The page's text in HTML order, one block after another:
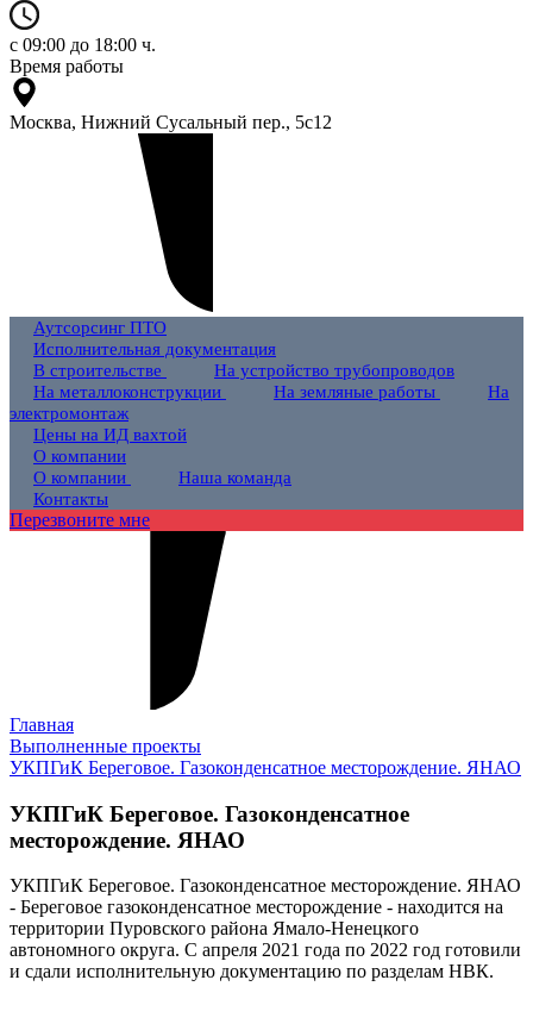
с 09:00 до 18:00 ч.
Время работы
Москва, Нижний Сусальный пер., 5c12
Аутсорсинг ПТО
Исполнительная документация
В строительстве
На устройство трубопроводов
На металлоконструкции
На земляные работы
На
электромонтаж
Цены на ИД вахтой
О компании
О компании
Наша команда
Контакты
Перезвоните мне
Главная
Выполненные проекты
УКПГиК Береговое. Газоконденсатное месторождение. ЯНАО
УКПГиК Береговое. Газоконденсатное
месторождение. ЯНАО
УКПГиК Береговое. Газоконденсатное месторождение. ЯНАО
- Береговое газоконденсатное месторождение - находится на
территории Пуровского района Ямало-Ненецкого
автономного округа. С апреля 2021 года по 2022 год готовили
и сдали исполнительную документацию по разделам НВК.